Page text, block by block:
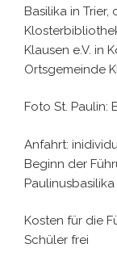
Basilika in
Klausen e.V. in
Ortsgemeinde
Foto St. Paulin:
Anfahrt:
Beginn der
Paulinusbasilika
Kosten für die
Schüler frei